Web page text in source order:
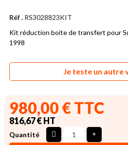
Réf . RS3028823KIT
Kit réduction boite de transfert pour
1998
Je teste un autre
980,00 € TTC
816,67 € HT
Quantité